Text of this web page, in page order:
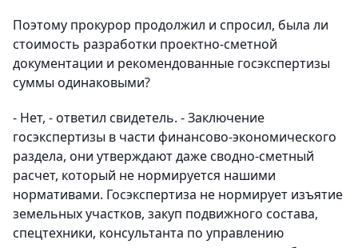
Поэтому прокурор продолжил и спросил, была ли
стоимость разработки проектно-сметной
документации и рекомендованные госэкспертизы
суммы одинаковыми?
- Нет, - ответил свидетель. - Заключение
госэкспертизы в части финансово-экономического
раздела, они утверждают даже сводно-сметный
расчет, который не нормируется нашими
нормативами. Госэкспертиза не нормирует изъятие
земельных участков, закуп подвижного состава,
спецтехники, консультанта по управлению